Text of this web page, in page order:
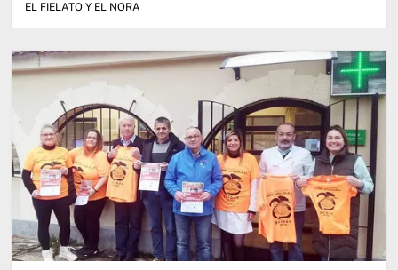
EL FIELATO Y EL NORA